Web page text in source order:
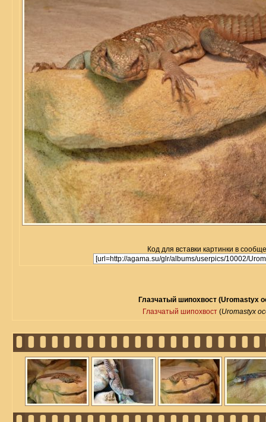
Код для вставки картинки в
Глазчатый шипохвост (Uromastyx
Глазчатый шипохвост (Uromastyx